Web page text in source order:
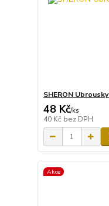
SHERON
48 Kč/ks
40 Kč bez DPH
Akce